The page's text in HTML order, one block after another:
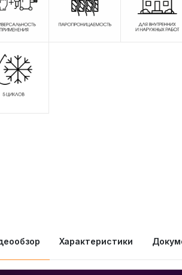
Характеристики